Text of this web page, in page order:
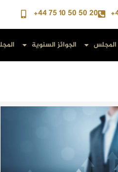
+44 75 10 50 50 20
الجوائز السنوية